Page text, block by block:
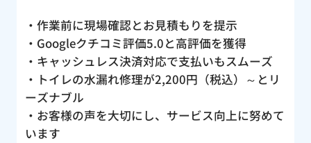
・作業前に現場確認とお見積もりを提示
・Googleクチコミ評価5.0と高評価を獲得
・キャッシュレス決済対応で支払いもスムーズ
・トイレの水漏れ修理が2,200円（税込）～とリ
ーズナブル
・お客様の声を大切にし、サービス向上に努めて
います